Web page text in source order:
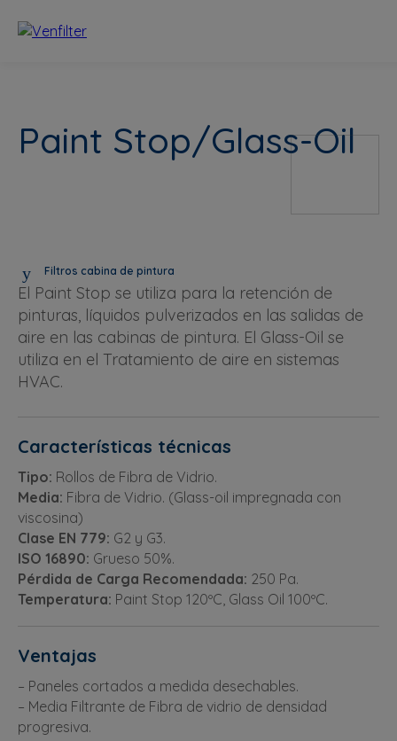
Filtros cabina de pintura
El Paint Stop se utiliza para la retención de
pinturas, líquidos pulverizados en las salidas de
aire en las cabinas de pintura. El Glass-Oil se
utiliza en el Tratamiento de aire en sistemas
HVAC.
Características técnicas
Tipo: Rollos de Fibra de Vidrio.
Media: Fibra de Vidrio. (Glass-oil impregnada con
viscosina)
Clase EN 779: G2 y G3.
ISO 16890: Grueso 50%.
Pérdida de Carga Recomendada: 250 Pa.
Temperatura: Paint Stop 120ºC, Glass Oil 100ºC.
Ventajas
– Paneles cortados a medida desechables.
– Media Filtrante de Fibra de vidrio de densidad
progresiva.
Paint Stop/Glass-Oil